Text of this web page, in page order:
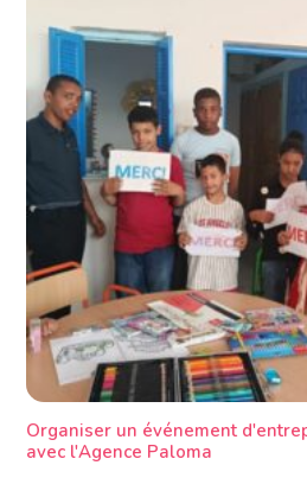
Organiser un événement
avec l'Agence Paloma